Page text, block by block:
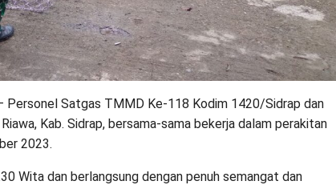
Personel Satgas TMMD Ke-118 Kodim 1420/Sidrap dan
Kab. Sidrap, bersama-sama bekerja dalam perakitan
2023.
Wita dan berlangsung dengan penuh semangat dan